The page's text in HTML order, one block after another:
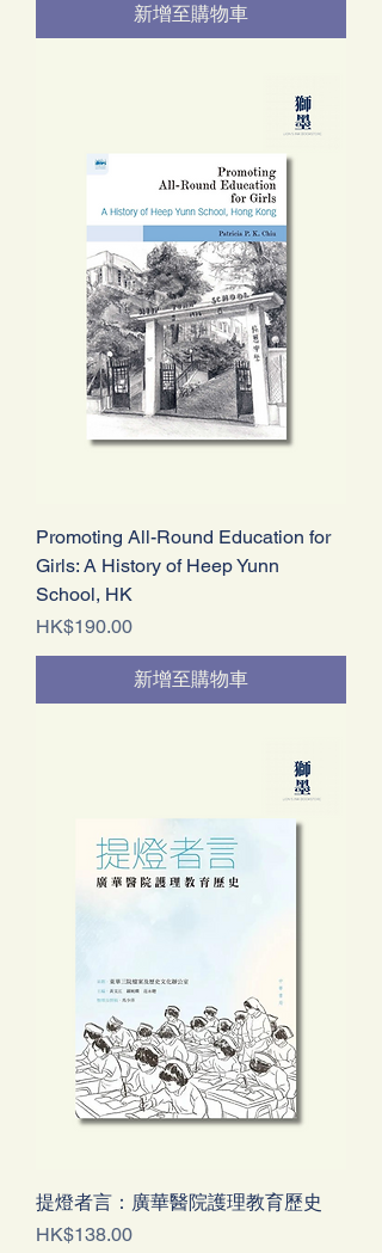
新增至購物車
Promoting All-Round Education for
Girls: A History of Heep Yunn
School, HK
價格
HK$190.00
新增至購物車
提燈者言：廣華醫院護理教育歷史
價格
HK$138.00